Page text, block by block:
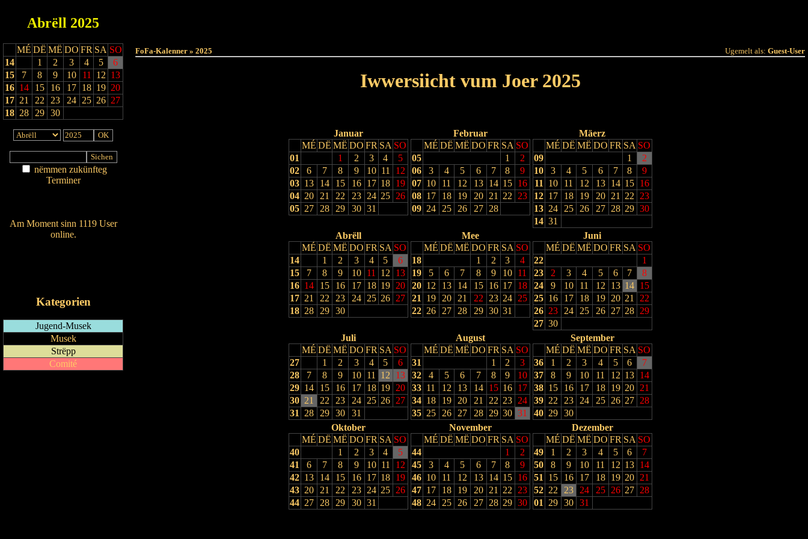
Abrëll 2025
MÉ DË MË DO FR SA SO
14
1 2 3 4 5
6
15
7 8 9 10 11 12 13
16 14 15 16 17 18 19 20
17 21 22 23 24 25 26 27
18 28 29 30
nëmmen zukünfteg
Terminer
Am Moment sinn 1119 User
online.
Kategorien
Jugend-Musek
Musek
Strëpp
Comité
FoFa-Kalenner » 2025 Ugemelt als: Guest-User
Iwwersiicht vum Joer 2025
Januar
MÉ DË MË DO FR SA SO
01
1 2 3 4
5
02
6 7 8 9 10 11
12
03 13 14 15 16 17 18 19
04 20 21 22 23 24 25 26
05 27 28 29 30 31
Februar
MÉ DË MË DO FR SA SO
05
1
2
06
3 4 5 6 7 8
9
07 10 11 12 13 14 15 16
08 17 18 19 20 21 22
23
09 24 25 26 27 28
Mäerz
MÉ DË MË DO FR SA SO
09
1
2
10
3 4 5 6 7 8
9
11
10 11 12 13 14 15 16
12 17 18 19 20 21 22
23
13 24 25 26 27 28 29 30
14 31
Abrëll
MÉ DË MË DO FR SA SO
14
1 2 3 4 5
6
15
7 8 9 10 11 12
13
16 14 15 16 17 18 19 20
17 21 22 23 24 25 26 27
18 28 29 30
Mee
MÉ DË MË DO FR SA SO
18
1 2 3
4
19
5 6 7 8 9 10 11
20 12 13 14 15 16 17 18
21
19 20 21 22 23 24 25
22 26 27 28 29 30 31
Juni
MÉ DË MË DO FR SA SO
22
1
23
2 3 4 5 6 7
8
24
9 10 11 12 13 14 15
25 16 17 18 19 20 21
22
26 23 24 25 26 27 28 29
27 30
Juli
MÉ DË MË DO FR SA SO
27
1 2 3 4 5
6
28
7 8 9 10 11 12
13
29 14 15 16 17 18 19 20
30 21 22 23 24 25 26 27
31
28 29 30 31
August
MÉ DË MË DO FR SA SO
31
1 2
3
32
4 5 6 7 8 9
10
33 11 12 13 14 15 16 17
34 18 19 20 21 22 23 24
35 25 26 27 28 29 30 31
September
MÉ DË MË DO FR SA SO
36
1 2 3 4 5 6
7
37
8 9 10 11 12 13 14
38 15 16 17 18 19 20 21
39 22 23 24 25 26 27 28
40 29
30
Oktober
MÉ DË MË DO FR SA SO
40
1 2 3 4
5
41
6 7 8 9 10 11
12
42 13 14 15 16 17 18 19
43 20 21 22 23 24 25 26
44 27 28 29 30 31
November
MÉ DË MË DO FR SA SO
44
1
2
45
3 4 5 6 7 8
9
46 10 11 12 13 14 15 16
47 17 18 19 20 21 22
23
48 24 25 26 27 28 29 30
Dezember
MÉ DË MË DO FR SA SO
49
1 2 3 4 5 6
7
50
8 9 10 11 12 13 14
51
15 16 17 18 19 20 21
52 22 23 24 25 26 27 28
01
29 30 31